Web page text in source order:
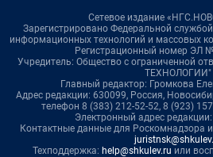
Сетевое издание
Зарегистрировано Федеральной
информационных технологий и массовых
Регистрационный номер ЭЛ
Учредитель: Общество с ограниченной
ТЕХНОЛОГИИ"
Главный редактор: Громкова
Адрес редакции: 630099, Россия,
телефон 8 (383) 212-52-52, 8 (923)
Электронный адрес редакции:
Контактные данные для Роскомнадзора
Техподдержка: help@shkulev.ru или